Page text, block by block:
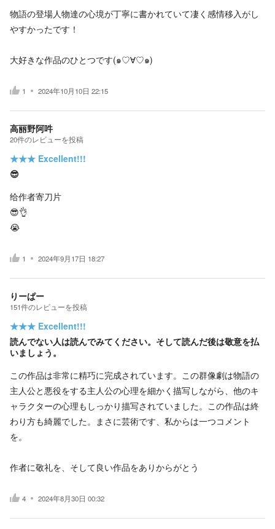
物語の登場人物達の心境が丁寧に書かれていて凄く感情移入がし
やすかったです！
大好きな作品のひとつです(๑♡∀♡๑)
1 2024年10月10日 22:15
高丽野阿吽
20件のレビューを投稿
★★★ Excellent!!!
😎
给作者寄刀片
😎👌
😭
1 2024年9月17日 18:27
りーぱー
151件のレビューを投稿
★★★ Excellent!!!
読んでない人は読んでみてください。そして読んだ後は敬意を払
いましょう。
この作品は非常に精巧に完成されています。この群像劇は物語の
主人公と悪役をする主人公の心理を細かく描写しながら、他のキ
ャラクターの心理もしっかり描写されていました。この作品は終
わり方も綺麗でした。まさに芸術です、私からは一つコメント
を。
作者に敬礼を、そして良い作品をありからがとう
4 2024年8月30日 00:32